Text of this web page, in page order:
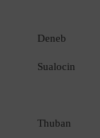
Deneb
Sualocin
Thuban